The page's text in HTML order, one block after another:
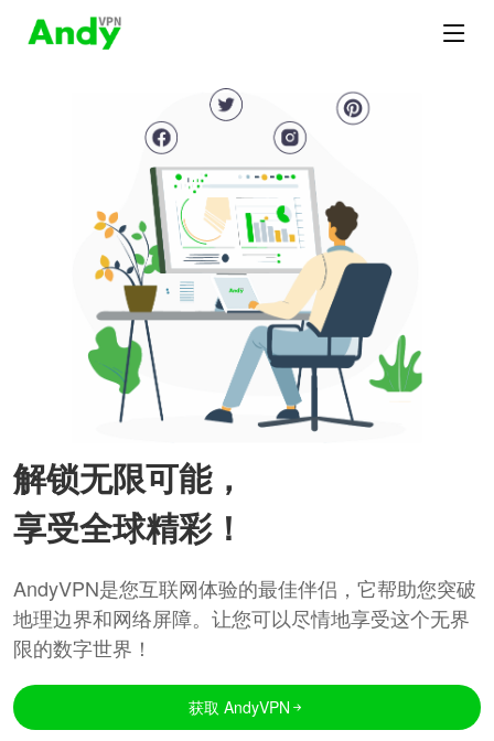
解锁无限可能，
享受全球精彩！
AndyVPN是您互联网体验的最佳伴侣，它帮助您突破
地理边界和网络屏障。让您可以尽情地享受这个无界
限的数字世界！
获取 AndyVPN